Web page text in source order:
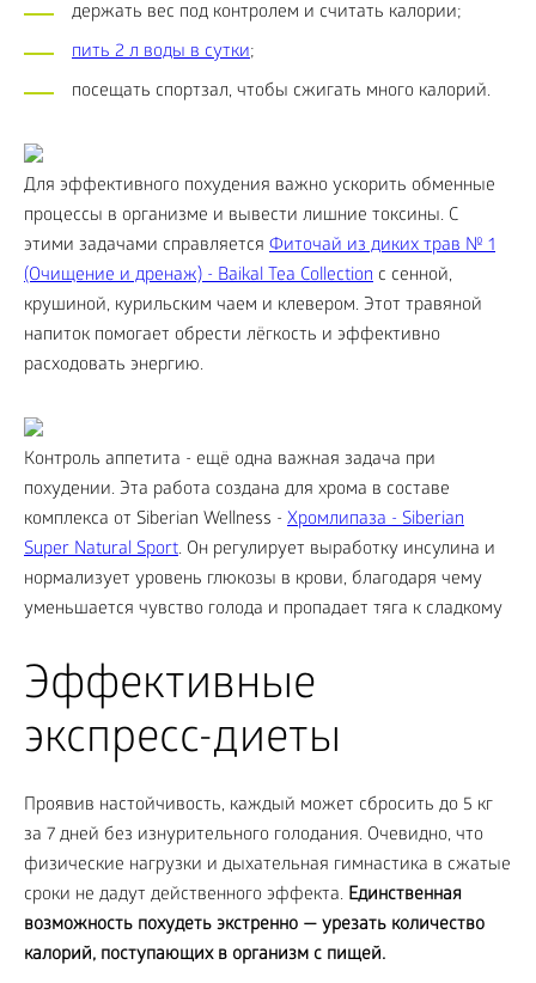
держать вес под контролем и считать калории;
пить 2 л воды в сутки;
посещать спортзал, чтобы сжигать много калорий.
Для эффективного похудения важно ускорить обменные
процессы в организме и вывести лишние токсины. С
этими задачами справляется Фиточай из диких трав № 1
(Очищение и дренаж) - Baikal Tea Collection с сенной,
крушиной, курильским чаем и клевером. Этот травяной
напиток помогает обрести лёгкость и эффективно
расходовать энергию.
Контроль аппетита - ещё одна важная задача при
похудении. Эта работа создана для хрома в составе
комплекса от Siberian Wellness - Хромлипаза - Siberian
Super Natural Sport. Он регулирует выработку инсулина и
нормализует уровень глюкозы в крови, благодаря чему
уменьшается чувство голода и пропадает тяга к сладкому
Эффективные
экспресс-диеты
Проявив настойчивость, каждый может сбросить до 5 кг
за 7 дней без изнурительного голодания. Очевидно, что
физические нагрузки и дыхательная гимнастика в сжатые
сроки не дадут действенного эффекта. Единственная
возможность похудеть экстренно — урезать количество
калорий, поступающих в организм с пищей.